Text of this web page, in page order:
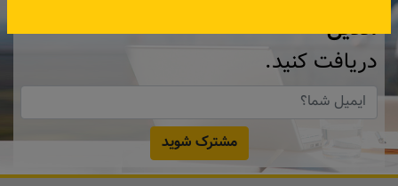
آنلاین
دریافت کنید.
مشترک شوید